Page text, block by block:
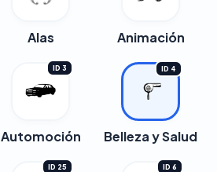
Alas Animación
ID 3
Automoción
ID 4
Belleza y Salud
ID 25 ID 6